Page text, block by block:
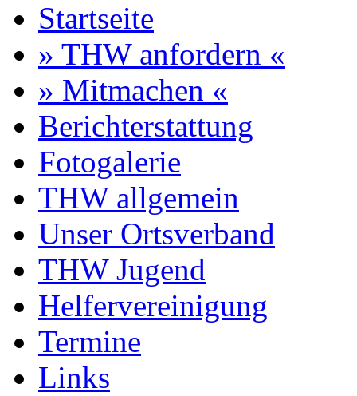
Startseite
» THW anfordern «
» Mitmachen «
Berichterstattung
Fotogalerie
THW allgemein
Unser Ortsverband
THW Jugend
Helfervereinigung
Termine
Links